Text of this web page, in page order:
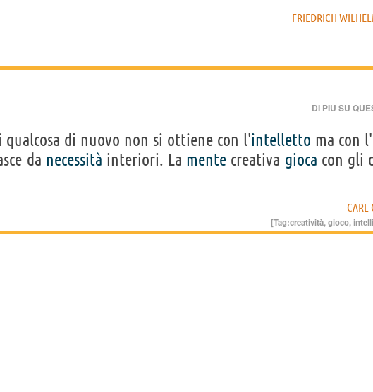
FRIEDRICH
DI PIÙ SU
qualcosa di nuovo non si ottiene con l'intelletto ma con
da necessità interiori. La mente creativa gioca con gli
CARL
[Tag:creatività,gioco,